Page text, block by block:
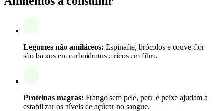
Legumes não amiláceos: Espinafre, brócolos e couve-flor
são baixos em carboidratos e ricos em fibra.
Proteínas magras: Frango sem pele, peru e peixe ajudam a
estabilizar os níveis de açúcar no sangue.